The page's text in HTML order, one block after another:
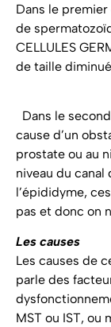
Dans le
de
CELLULES
de taille
Dans le
cause d’un
prostate ou au
niveau du canal
l’épididyme,
pas et donc on
Les causes
Les causes de
parle des
MST ou IST, ou